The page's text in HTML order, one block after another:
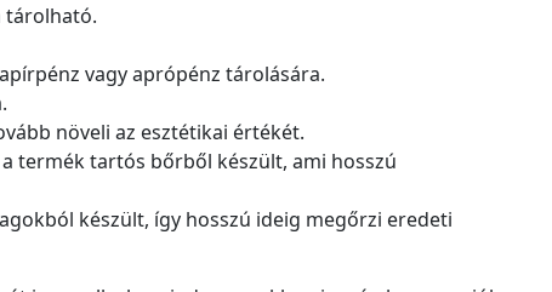
tárolható.
vagy aprópénz tárolására.
növeli az esztétikai értékét.
termék tartós bőrből készült, ami hosszú
készült, így hosszú ideig megőrzi eredeti